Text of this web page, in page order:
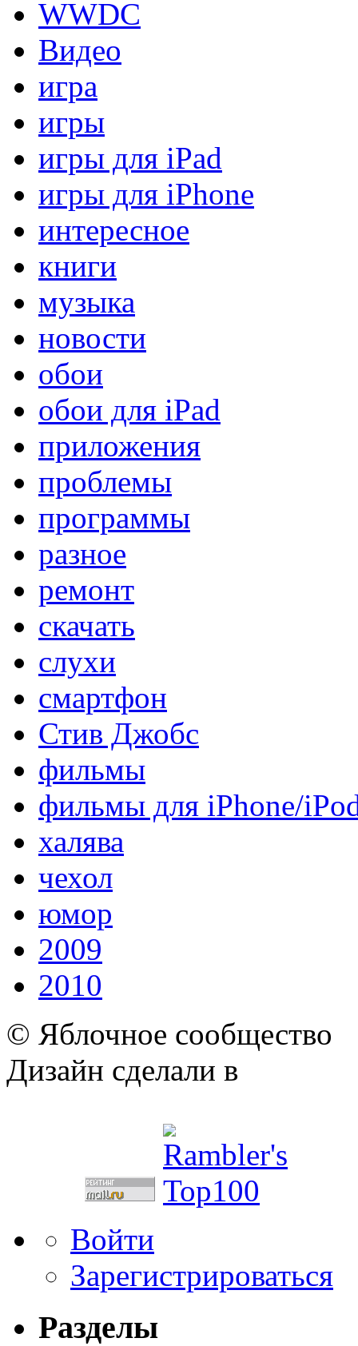
WWDC
Видео
игра
игры
игры для iPad
игры для iPhone
интересное
книги
музыка
новости
обои
обои для iPad
приложения
проблемы
программы
разное
ремонт
скачать
слухи
смартфон
Стив Джобс
фильмы
фильмы для iPhone/
халява
чехол
юмор
2009
2010
© Яблочное сообщество
Дизайн сделали в
Войти
Зарегистрироваться
Разделы